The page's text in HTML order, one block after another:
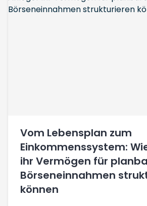
Vom Lebensplan zum
Einkommenssystem:
ihr Vermögen für
Börseneinnahmen
können